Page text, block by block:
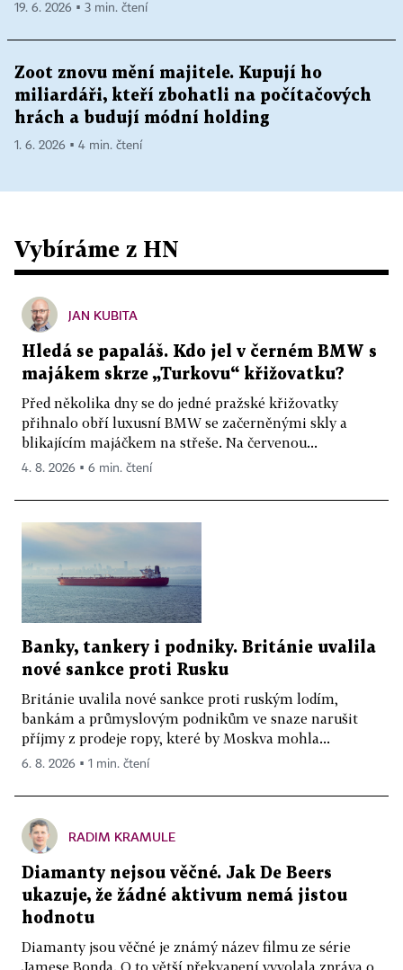
19. 6. 2026 ▪ 3 min. čtení
Zoot znovu mění majitele. Kupují ho
miliardáři, kteří zbohatli na počítačových
hrách a budují módní holding
1. 6. 2026 ▪ 4 min. čtení
Vybíráme z HN
JAN KUBITA
Hledá se papaláš. Kdo jel v černém BMW s
majákem skrze „Turkovu“ křižovatku?
Před několika dny se do jedné pražské křižovatky
přihnalo obří luxusní BMW se začerněnými skly a
blikajícím majáčkem na střeše. Na červenou...
4. 8. 2026 ▪ 6 min. čtení
Banky, tankery i podniky. Británie uvalila
nové sankce proti Rusku
Británie uvalila nové sankce proti ruským lodím,
bankám a průmyslovým podnikům ve snaze narušit
příjmy z prodeje ropy, které by Moskva mohla...
6. 8. 2026 ▪ 1 min. čtení
RADIM KRAMULE
Diamanty nejsou věčné. Jak De Beers
ukazuje, že žádné aktivum nemá jistou
hodnotu
Diamanty jsou věčné je známý název filmu ze série